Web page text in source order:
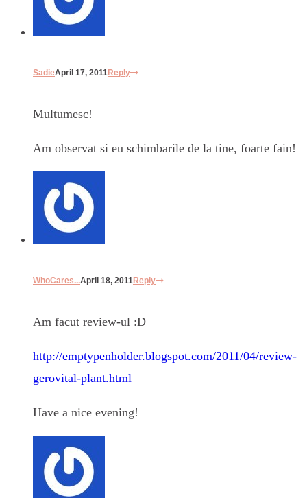
SadieApril 17, 2011Reply
Multumesc!
Am observat si eu schimbarile de la tine, foarte fain!
WhoCares...April 18, 2011Reply
Am facut review-ul :D
http://emptypenholder.blogspot.com/2011/04/review-
gerovital-plant.html
Have a nice evening!